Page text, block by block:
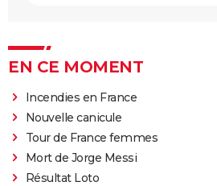
EN CE MOMENT
Incendies en France
Nouvelle canicule
Tour de France femmes
Mort de Jorge Messi
Résultat Loto